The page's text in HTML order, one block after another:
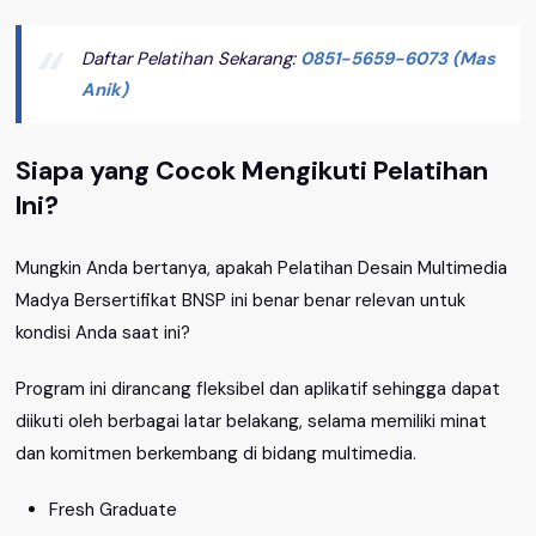
Daftar Pelatihan Sekarang: 0851-5659-6073 (Mas
Anik)
Siapa yang Cocok Mengikuti Pelatihan
Ini?
Mungkin Anda bertanya, apakah Pelatihan Desain Multimedia
Madya Bersertifikat BNSP ini benar benar relevan untuk
kondisi Anda saat ini?
Program ini dirancang fleksibel dan aplikatif sehingga dapat
diikuti oleh berbagai latar belakang, selama memiliki minat
dan komitmen berkembang di bidang multimedia.
Fresh Graduate